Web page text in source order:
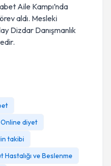
Aile Kampı’nda
aldı. Mesleki
Dizdar Danışmanlık
Online diyet
takibi
Hastalığı ve Beslenme